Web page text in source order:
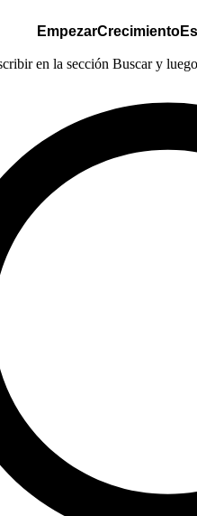
EmpezarCrecimiento
en la sección Buscar y